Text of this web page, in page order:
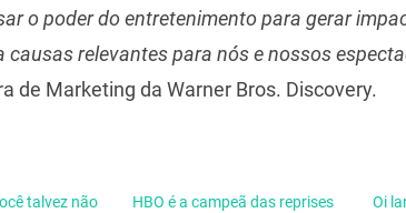
o poder do entretenimento para gerar
causas relevantes para nós e nossos
de Marketing da Warner Bros. Discovery.
talvez não
HBO é a campeã das reprises
Oi